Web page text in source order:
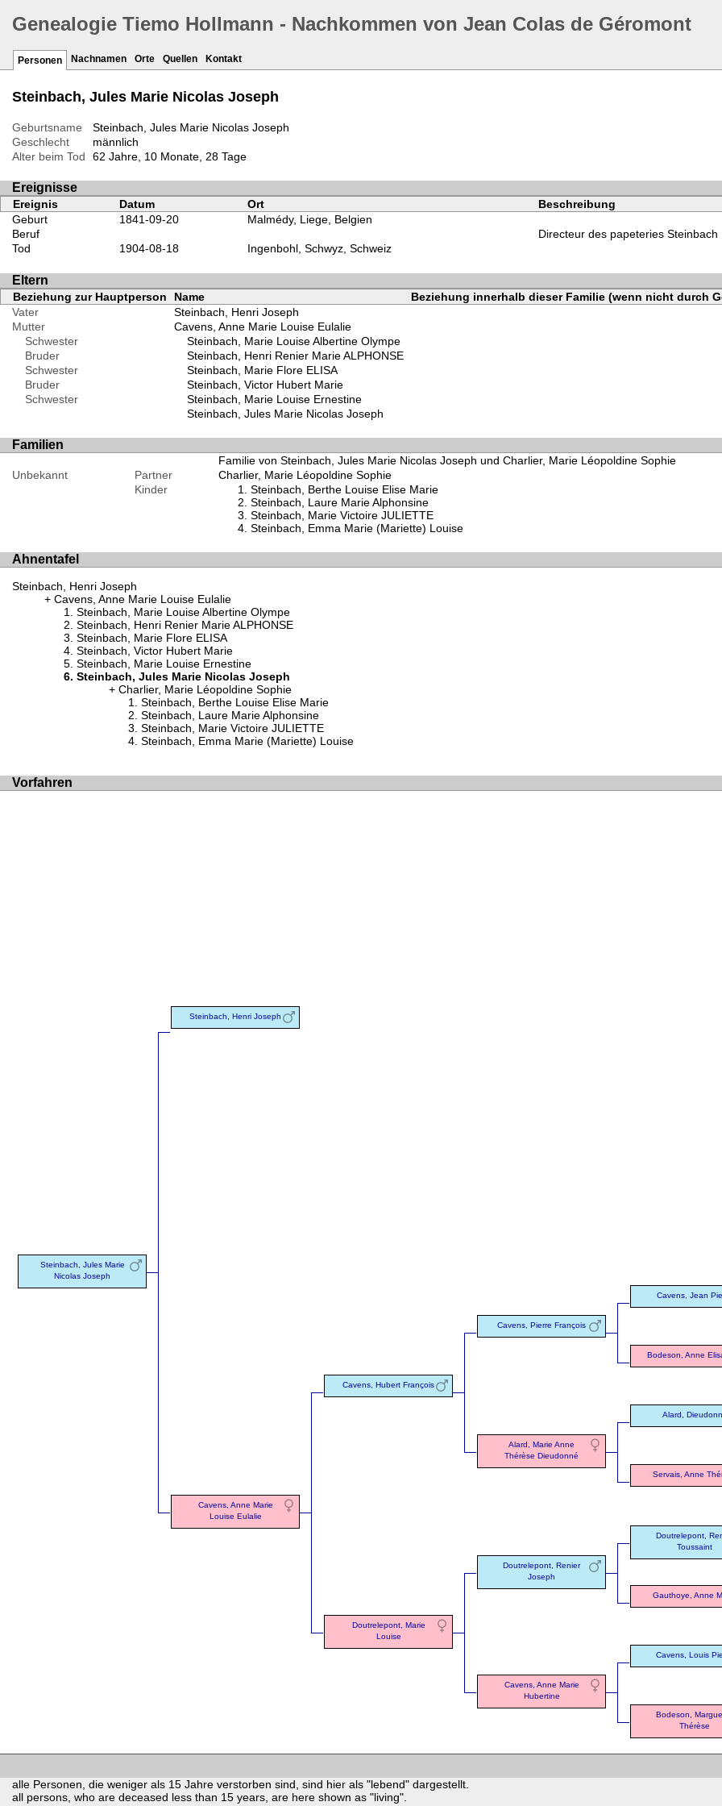
Genealogie Tiemo Hollmann - Nachkommen von Jean Colas de Géromont
Personen Nachnamen Orte Quellen Kontakt
Steinbach, Jules Marie Nicolas Joseph
Geburtsname
Steinbach, Jules Marie Nicolas Joseph
Geschlecht
männlich
Alter beim Tod
62 Jahre, 10 Monate, 28 Tage
Ereignisse
Ereignis Datum Ort Beschreibung
Geburt
1841-09-20
Malmédy, Liege, Belgien
Beruf
Directeur des papeteries Steinbach
Tod
1904-08-18 Ingenbohl, Schwyz, Schweiz
Eltern
Beziehung zur Hauptperson Name
Beziehung innerhalb dieser Familie (wenn nicht durch
Vater
Steinbach, Henri Joseph
Mutter
Cavens, Anne Marie Louise Eulalie
Schwester
Steinbach, Marie Louise Albertine Olympe
Bruder
Steinbach, Henri Renier Marie ALPHONSE
Schwester
Steinbach, Marie Flore ELISA
Bruder
Steinbach, Victor Hubert Marie
Schwester
Steinbach, Marie Louise Ernestine
Steinbach, Jules Marie Nicolas Joseph
Familien
Familie von Steinbach, Jules Marie Nicolas Joseph und Charlier, Marie Léopoldine Sophie
Unbekannt
Partner
Charlier, Marie Léopoldine Sophie
Kinder
Steinbach, Berthe Louise Elise Marie
Steinbach, Laure Marie Alphonsine
Steinbach, Marie Victoire JULIETTE
Steinbach, Emma Marie (Mariette) Louise
Ahnentafel
Steinbach, Henri Joseph
Cavens, Anne Marie Louise Eulalie
Steinbach, Marie Louise Albertine Olympe
Steinbach, Henri Renier Marie ALPHONSE
Steinbach, Marie Flore ELISA
Steinbach, Victor Hubert Marie
Steinbach, Marie Louise Ernestine
Steinbach, Jules Marie Nicolas Joseph
Charlier, Marie Léopoldine Sophie
Steinbach, Berthe Louise Elise Marie
Steinbach, Laure Marie Alphonsine
Steinbach, Marie Victoire JULIETTE
Steinbach, Emma Marie (Mariette) Louise
Vorfahren
Steinbach, Jules Marie
Nicolas Joseph
Steinbach, Henri Joseph
Cavens, Anne Marie
Louise Eulalie
Cavens, Hubert François
Cavens, Pierre François
Cavens, Jean
Bodeson, Anne
Alard, Marie Anne
Thérèse Dieudonné
Alard,
Servais, Anne
Doutrelepont, Marie
Louise
Doutrelepont, Renier
Joseph
Doutrelepont,
Toussaint
Gauthoye, Anne
Cavens, Anne Marie
Hubertine
Cavens, Louis
Bodeson,
Thérèse
alle Personen, die weniger als 15 Jahre verstorben sind, sind hier als "lebend" dargestellt.
all persons, who are deceased less than 15 years, are here shown as "living".